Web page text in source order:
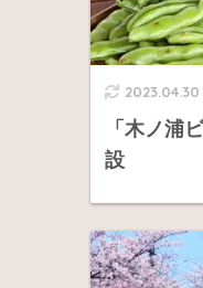
2023.04.30
「木ノ浦
設